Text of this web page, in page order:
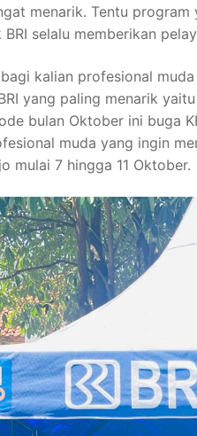
menarik. Tentu
BRI selalu memberikan
kalian profesional
yang paling menarik
bulan Oktober ini buga
muda yang ingin
mulai 7 hingga 11 Oktober.